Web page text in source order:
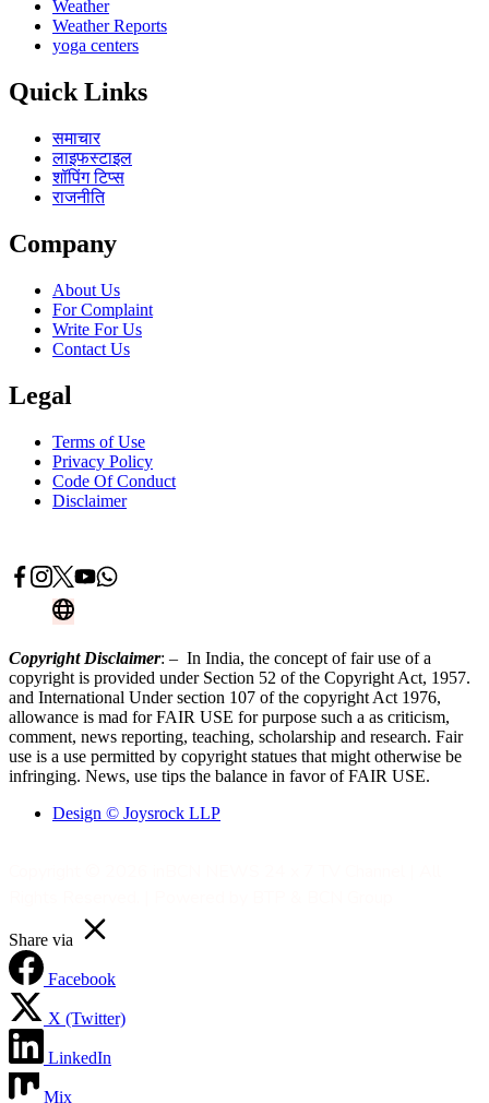
Weather
Weather Reports
yoga centers
Quick Links
समाचार
लाइफस्टाइल
शॉपिंग टिप्स
राजनीति
Company
About Us
For Complaint
Write For Us
Contact Us
Legal
Terms of Use
Privacy Policy
Code Of Conduct
Disclaimer
Copyright Disclaimer: – In India, the concept of fair use of a
copyright is provided under Section 52 of the Copyright Act, 1957.
and International Under section 107 of the copyright Act 1976,
allowance is mad for FAIR USE for purpose such a as criticism,
comment, news reporting, teaching, scholarship and research. Fair
use is a use permitted by copyright statues that might otherwise be
infringing. News, use tips the balance in favor of FAIR USE.
Design © Joysrock LLP
Share via
Facebook
X (Twitter)
LinkedIn
Mix